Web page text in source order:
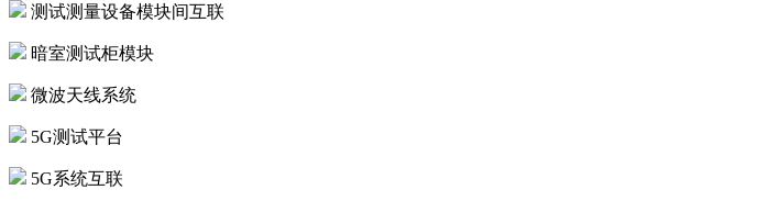
测试测量设备模块间互联
暗室测试柜模块
微波天线系统
5G测试平台
5G系统互联